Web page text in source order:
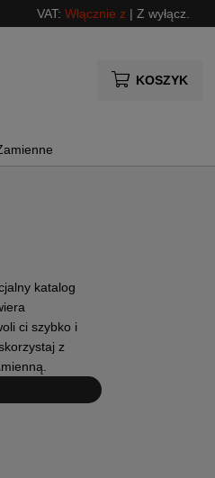
VAT: Włącznie z | Z wyłącz.
KOSZYK
katalog
ci szybko i
z